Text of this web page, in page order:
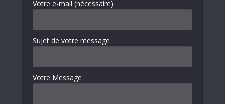
Votre e-mail (nécessaire)
Sujet de votre message
Votre Message